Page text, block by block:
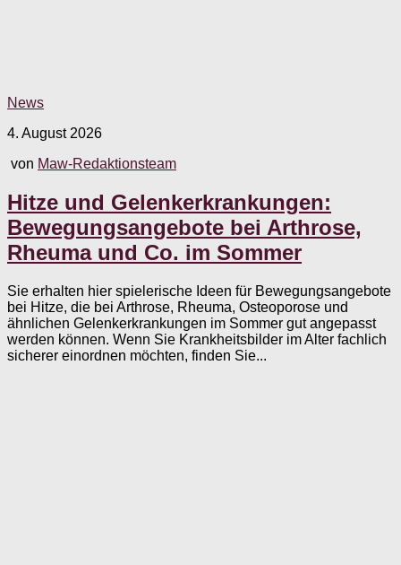
News
4. August 2026
von Maw-Redaktionsteam
Hitze und Gelenkerkrankungen:
Bewegungsangebote bei Arthrose,
Rheuma und Co. im Sommer
Sie erhalten hier spielerische Ideen für Bewegungsangebote
bei Hitze, die bei Arthrose, Rheuma, Osteoporose und
ähnlichen Gelenkerkrankungen im Sommer gut angepasst
werden können. Wenn Sie Krankheitsbilder im Alter fachlich
sicherer einordnen möchten, finden Sie...